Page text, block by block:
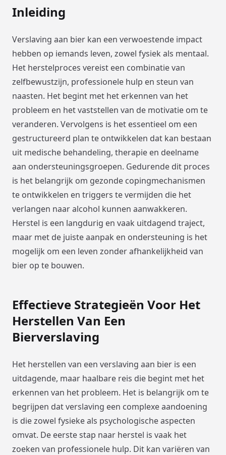
Inleiding
Verslaving aan bier kan een verwoestende impact
hebben op iemands leven, zowel fysiek als mentaal.
Het herstelproces vereist een combinatie van
zelfbewustzijn, professionele hulp en steun van
naasten. Het begint met het erkennen van het
probleem en het vaststellen van de motivatie om te
veranderen. Vervolgens is het essentieel om een
gestructureerd plan te ontwikkelen dat kan bestaan
uit medische behandeling, therapie en deelname
aan ondersteuningsgroepen. Gedurende dit proces
is het belangrijk om gezonde copingmechanismen
te ontwikkelen en triggers te vermijden die het
verlangen naar alcohol kunnen aanwakkeren.
Herstel is een langdurig en vaak uitdagend traject,
maar met de juiste aanpak en ondersteuning is het
mogelijk om een leven zonder afhankelijkheid van
bier op te bouwen.
Effectieve Strategieën Voor Het
Herstellen Van Een
Bierverslaving
Het herstellen van een verslaving aan bier is een
uitdagende, maar haalbare reis die begint met het
erkennen van het probleem. Het is belangrijk om te
begrijpen dat verslaving een complexe aandoening
is die zowel fysieke als psychologische aspecten
omvat. De eerste stap naar herstel is vaak het
zoeken van professionele hulp. Dit kan variëren van